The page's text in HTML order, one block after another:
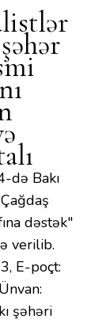
də Bakı
dəstək"
verilib.
E-poçt:
şəhəri